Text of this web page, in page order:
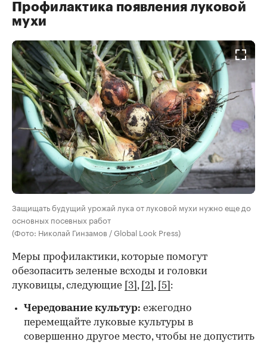
Профилактика появления луковой
мухи
Защищать будущий урожай лука от луковой мухи нужно еще до
основных посевных работ
(Фото: Николай Гинзамов / Global Look Press)
Меры профилактики, которые помогут
обезопасить зеленые всходы и головки
луковицы, следующие
[3] , [2] , [5] :
Чередование культур: ежегодно
перемещайте луковые культуры в
совершенно другое место, чтобы не допустить